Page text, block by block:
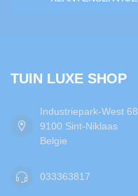
TUIN LUXE SHOP
Industriepark-West 68
9100 Sint-Niklaas
Belgie
033363817